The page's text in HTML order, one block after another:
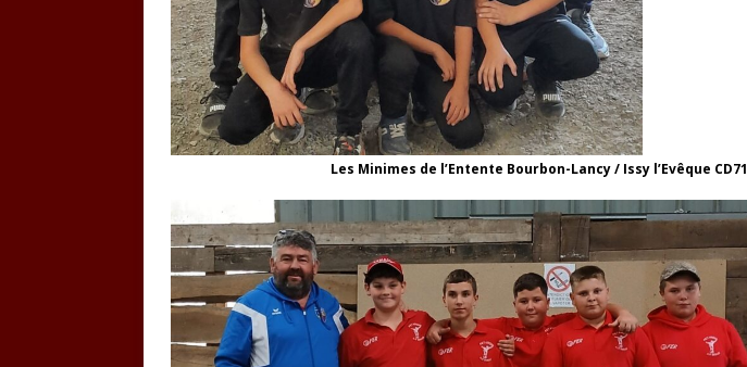
Les Minimes de l’Entente Bourbon-Lancy / Issy l’Evêque CD71